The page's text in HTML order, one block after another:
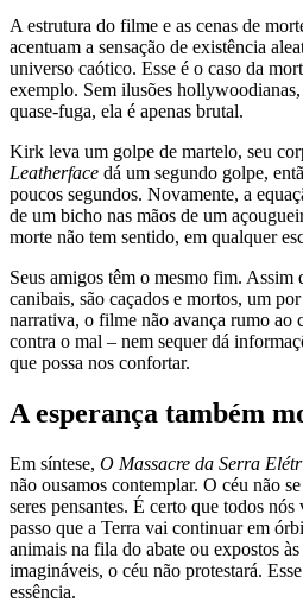
A estrutura do filme e as cenas de
acentuam a sensação de existência
universo caótico. Esse é o caso da
exemplo. Sem ilusões
quase-fuga, ela é apenas brutal.
Kirk leva um golpe de martelo, seu
Leatherface dá um segundo golpe,
poucos segundos. Novamente, a
de um bicho nas mãos de um
morte não tem sentido, em qualquer
Seus amigos têm o mesmo fim. Assim
canibais, são caçados e mortos, um
narrativa, o filme não avança rumo ao
contra o mal – nem sequer dá
que possa nos confortar.
A esperança também
Em síntese, O Massacre da Serra
não ousamos contemplar. O céu não
seres pensantes. É certo que todos
passo que a Terra vai continuar em
animais na fila do abate ou expostos
imagináveis, o céu não protestará.
essência.